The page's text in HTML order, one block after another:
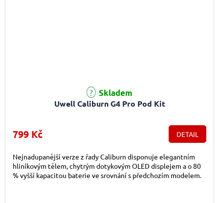
Uwell Caliburn G4 Pro Pod Kit
Skladem
799 Kč DETAIL
Nejnadupanější verze z řady Caliburn disponuje elegantním
hliníkovým tělem, chytrým dotykovým OLED displejem a o 80
% vyšší kapacitou baterie ve srovnání s předchozím modelem.